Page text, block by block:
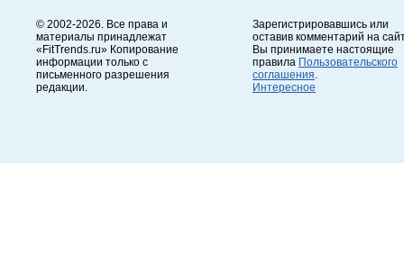
© 2002-2026. Все права и
материалы принадлежат
«FitTrends.ru» Копирование
информации только с
письменного разрешения
редакции.
Зарегистрировавшись или
оставив комментарий на
Вы принимаете настоящие
правила Пользовательского
соглашения
Интересное